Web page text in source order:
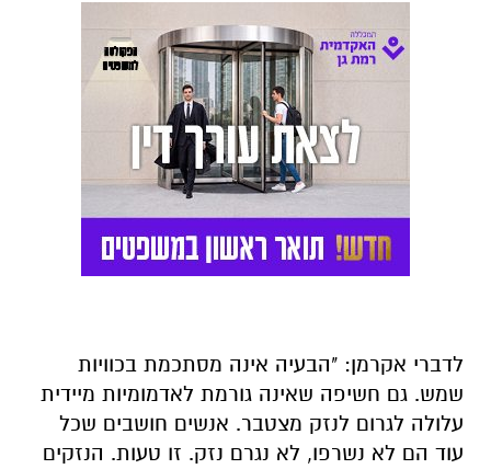
לדברי אקרמן: "הבעיה אינה מסתכמת בכוויות
שמש. גם חשיפה שאינה גורמת לאדמומיות מיידית
עלולה לגרום לנזק מצטבר. אנשים חושבים שכל
עוד הם לא נשרפו, לא נגרם נזק. זו טעות. הנזקים